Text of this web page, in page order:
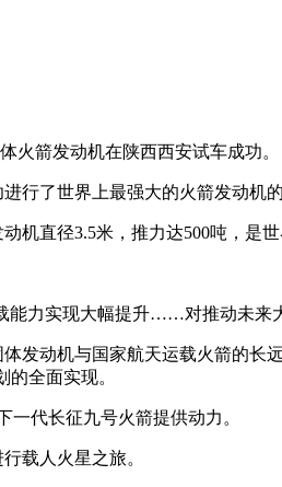
箭发动机在陕西西安试车成功。
了世界上最强大的火箭发动机
直径3.5米，推力达500吨，是世
力实现大幅提升……对推动未来
动机与国家航天运载火箭的长
全面实现。
代长征九号火箭提供动力。
载人火星之旅。